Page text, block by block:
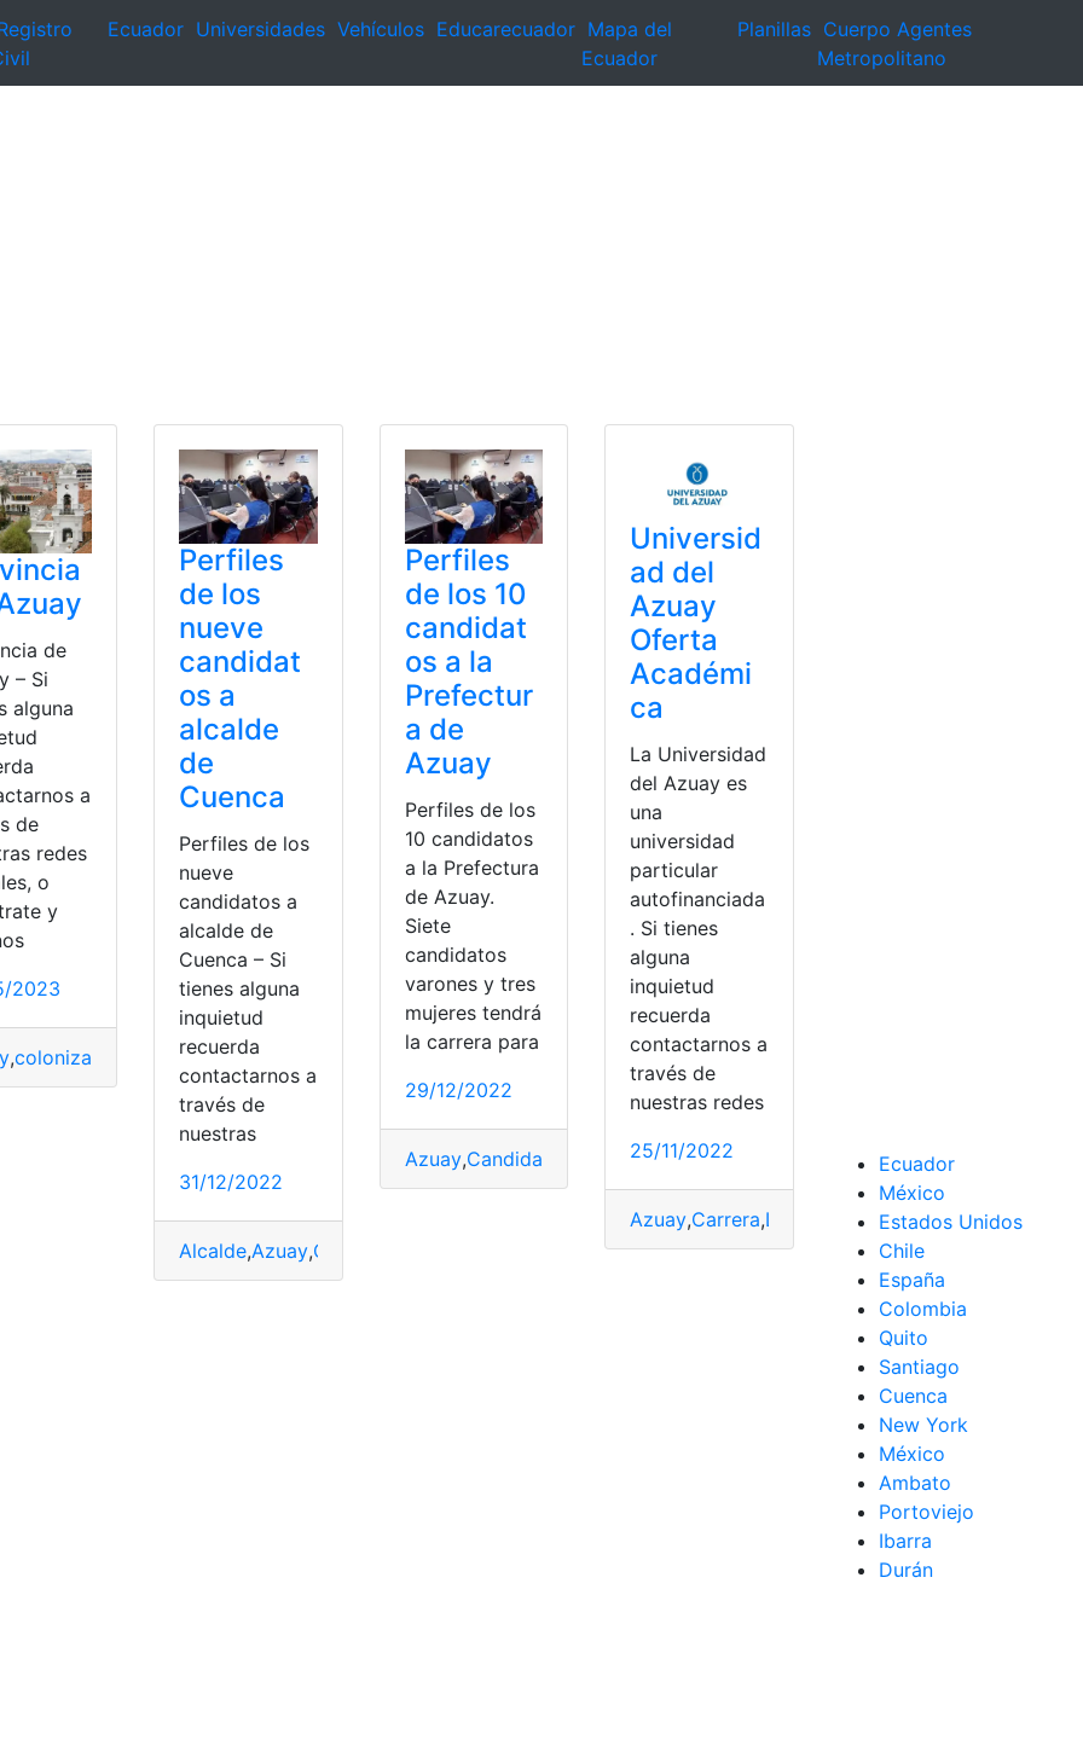
Ecuador Universidades Vehículos Educarecuador Mapa del
Ecuador
Planillas Cuerpo Agentes
Metropolitano
Toque de queda
de
– Si
alguna
a
de
redes
o
y
2023
,colonización Ecuador,provincia subdivisión
Perfiles
de los
nueve
candidat
os a
alcalde
de
Cuenca
Perfiles de los
nueve
candidatos a
alcalde de
Cuenca – Si
tienes alguna
inquietud
recuerda
contactarnos a
través de
nuestras
31/12/2022
Alcalde,Azuay,Candidato Perfil,postular
Perfiles
de los 10
candidat
os a la
Prefectur
a de
Azuay
Perfiles de los
10 candidatos
a la Prefectura
de Azuay.
Siete
candidatos
varones y tres
mujeres tendrá
la carrera para
29/12/2022
Azuay,Candidato Formación ,Perfil,postular
Universid
ad del
Azuay
Oferta
Académi
ca
La Universidad
del Azuay es
una
universidad
particular
autofinanciada
. Si tienes
alguna
inquietud
recuerda
contactarnos a
través de
nuestras redes
25/11/2022
Azuay,Carrera,Lista Universidades,Modalidad
Ecuador
México
Estados Unidos
Chile
España
Colombia
Quito
Santiago
Cuenca
New York
México
Ambato
Portoviejo
Ibarra
Durán